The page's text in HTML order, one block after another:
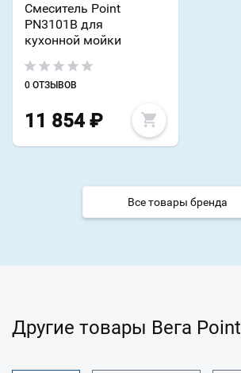
Смеситель Point
PN3101B для
кухонной мойки
0 ОТЗЫВОВ
11 854 ₽
Все товары бренда
Другие товары Вега Point